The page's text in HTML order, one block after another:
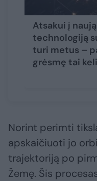
Atsakui į
technologiją
turi metus –
grėsmę tai
Norint perimti
apskaičiuoti jo
trajektoriją po
Žemę. Šis